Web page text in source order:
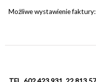
Możliwe wystawienie faktury: